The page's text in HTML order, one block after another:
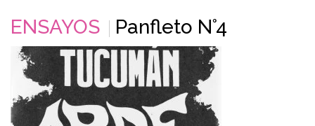
ENSAYOS Panfleto N°4